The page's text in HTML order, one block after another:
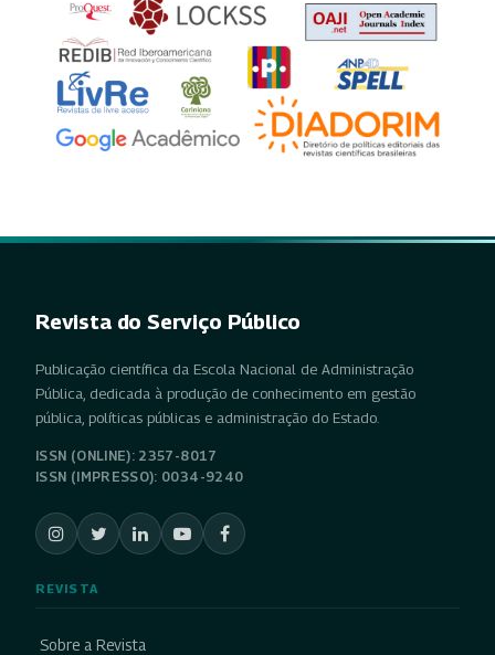
Revista do Serviço Público
Publicação científica da Escola Nacional de Administração
Pública, dedicada à produção de conhecimento em gestão
pública, políticas públicas e administração do Estado.
ISSN (ONLINE): 2357-8017
ISSN (IMPRESSO): 0034-9240
REVISTA
Sobre a Revista